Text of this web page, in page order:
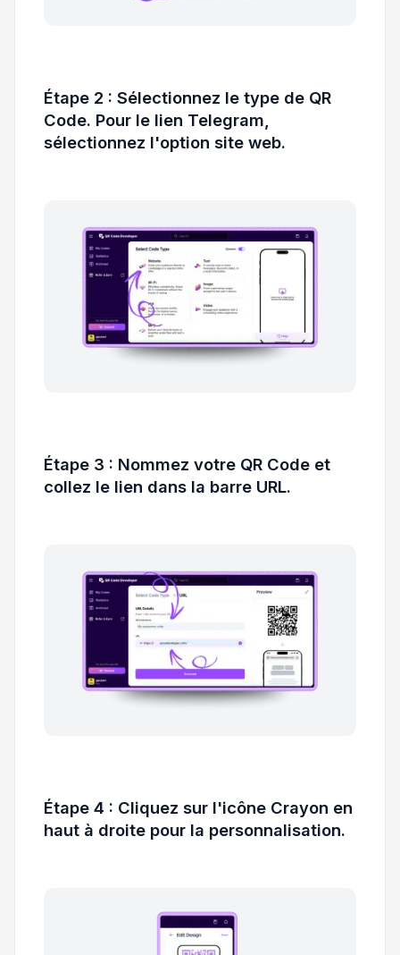
Étape 2 : Sélectionnez le type de QR
Code. Pour le lien Telegram,
sélectionnez l'option site web.
Étape 3 : Nommez votre QR Code et
collez le lien dans la barre URL.
Étape 4 : Cliquez sur l'icône Crayon en
haut à droite pour la personnalisation.